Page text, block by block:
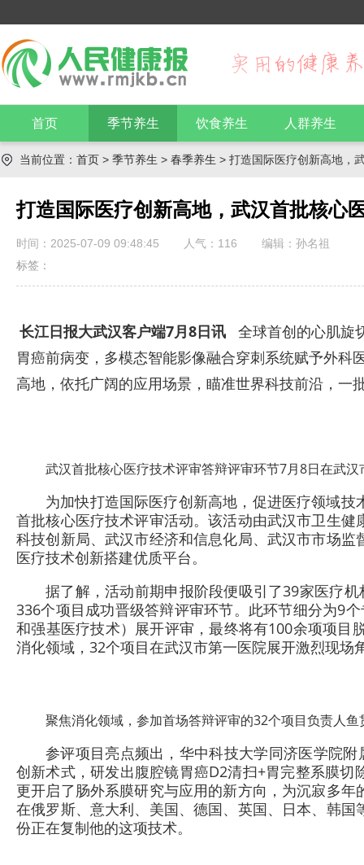
首页 季节养生 饮食养生 人群养生
当前位置： 首页 > 季节养生 > 春季养生 > 打造国际医疗创新高地，
打造国际医疗创新高地，武汉首批核心
时间：2025-07-09 09:48:45 人气： 116
编辑：孙名祖
标签：
长江日报大武汉客户端7月8日讯
全球首创的心肌旋
胃癌前病变，多模态智能影像融合穿刺系统赋予外
高地，依托广阔的应用场景，瞄准世界科技前沿，一
武汉首批核心医疗技术评审答辩评审环节7月8日在武
为加快打造国际医疗创新高地，促进医疗领域
首批核心医疗技术评审活动。该活动由武汉市卫生
科技创新局、武汉市经济和信息化局、武汉市市场
医疗技术创新搭建优质平台。
据了解，活动前期申报阶段便吸引了39家医疗
336个项目成功晋级答辩评审环节。此环节细分为9
和强基医疗技术）展开评审，最终将有100余项项目
消化领域，32个项目在武汉市第一医院展开激烈现场
聚焦消化领域，参加首场答辩评审的32个项目负责人鱼
参评项目亮点频出，华中科技大学同济医学院
创新术式，研发出腹腔镜胃癌D2清扫+胃完整系膜
更开启了肠外系膜研究与应用的新方向，为沉寂多
在俄罗斯、意大利、美国、德国、英国、日本、韩
份正在复制他的这项技术。